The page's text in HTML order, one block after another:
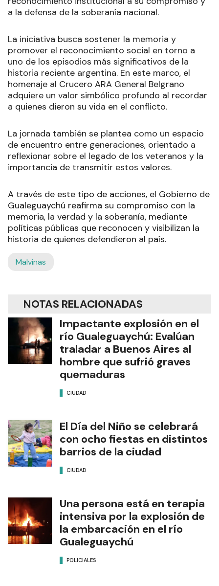
a la defensa de la soberanía nacional.
La iniciativa busca sostener la memoria y
promover el reconocimiento social en torno a
uno de los episodios más significativos de la
historia reciente argentina. En este marco, el
homenaje al Crucero ARA General Belgrano
adquiere un valor simbólico profundo al recordar
a quienes dieron su vida en el conflicto.
La jornada también se plantea como un espacio
de encuentro entre generaciones, orientado a
reflexionar sobre el legado de los veteranos y la
importancia de transmitir estos valores.
A través de este tipo de acciones, el Gobierno de
Gualeguaychú reafirma su compromiso con la
memoria, la verdad y la soberanía, mediante
políticas públicas que reconocen y visibilizan la
historia de quienes defendieron al país.
Malvinas
NOTAS RELACIONADAS
Impactante explosión en el
río Gualeguaychú: Evalúan
traladar a Buenos Aires al
hombre que sufrió graves
quemaduras
CIUDAD
El Día del Niño se celebrará
con ocho fiestas en distintos
barrios de la ciudad
CIUDAD
Una persona está en terapia
intensiva por la explosión de
la embarcación en el río
Gualeguaychú
POLICIALES